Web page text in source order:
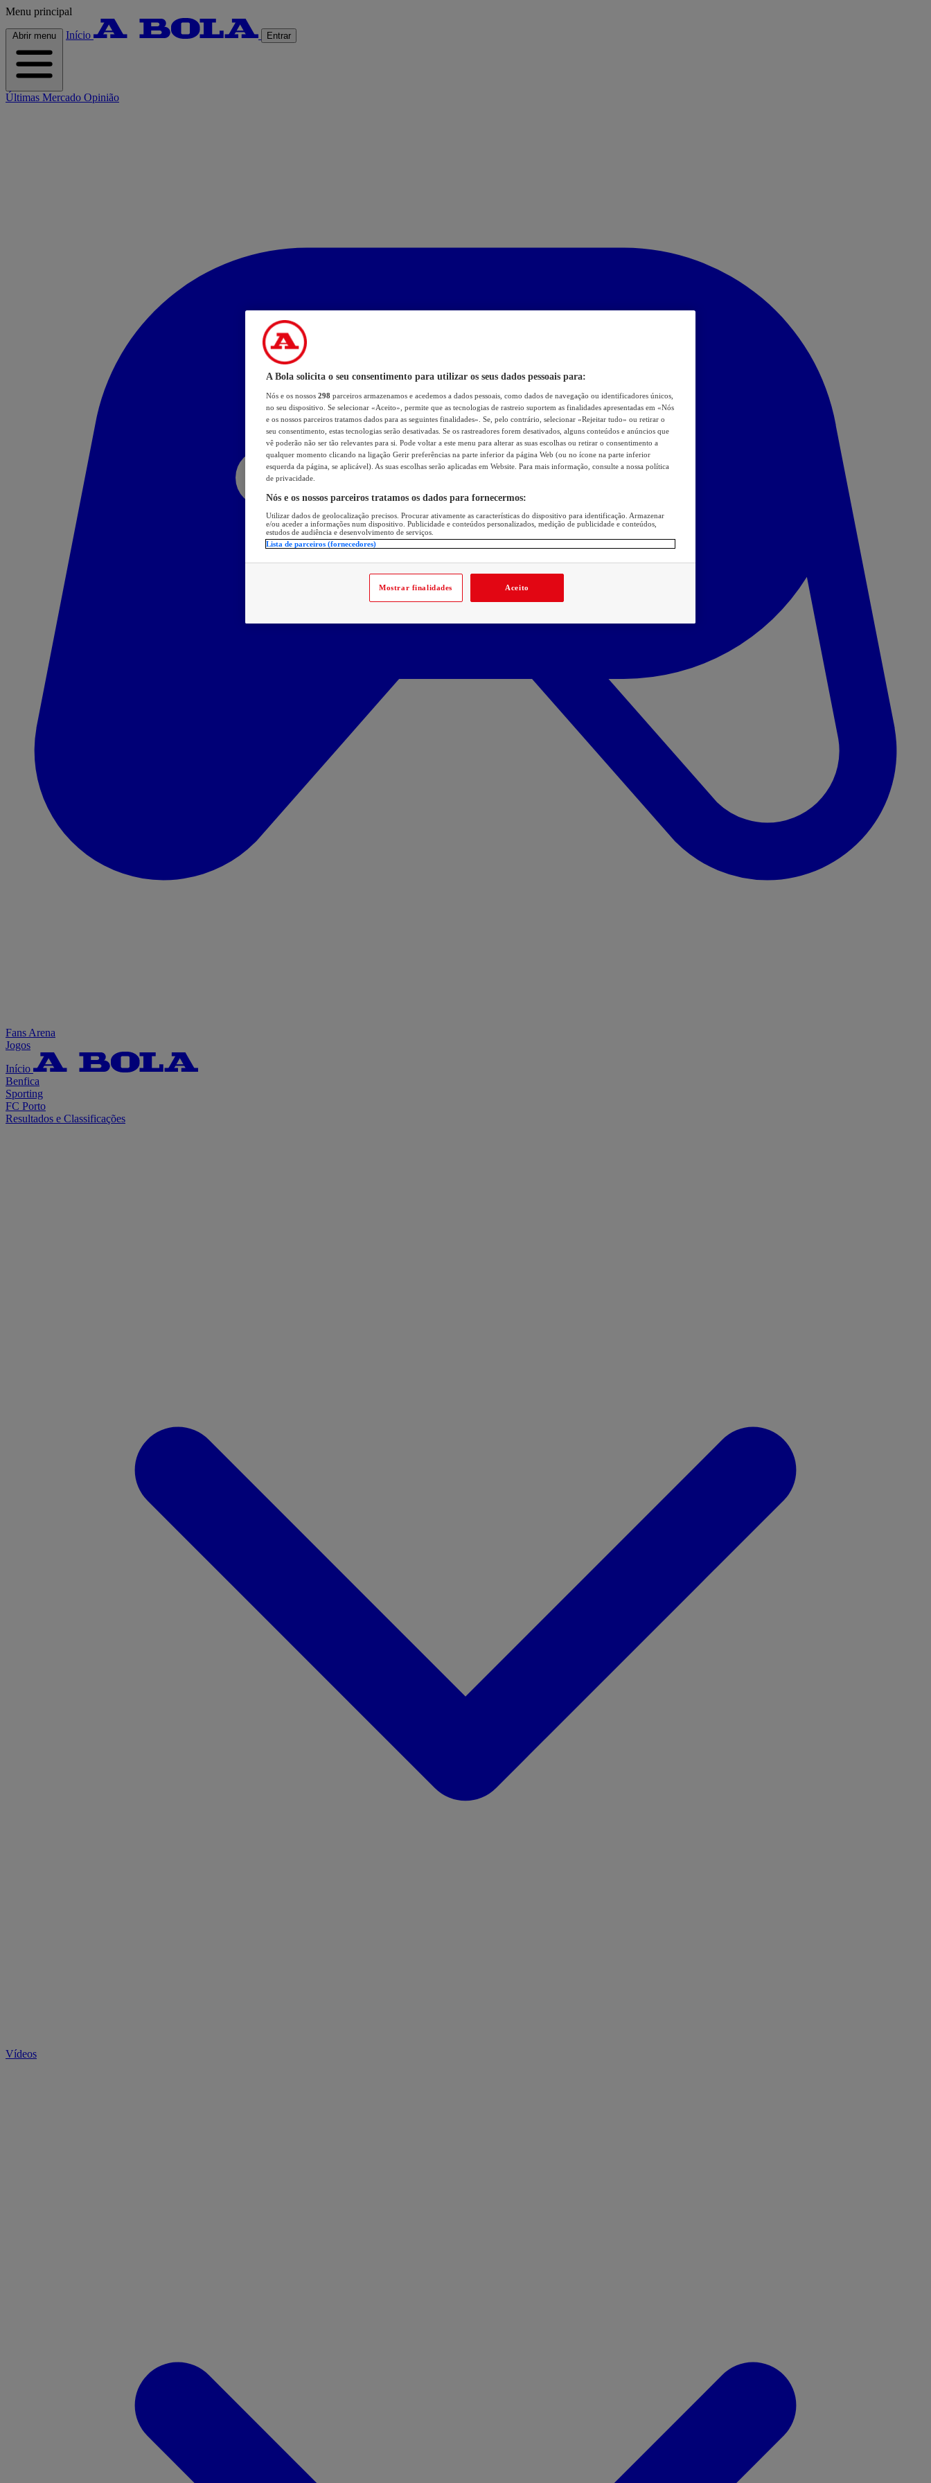
Menu principal
Abrir menu Início Entrar
Últimas Mercado Opinião
Fans Arena
Jogos
Início
Benfica
Sporting
FC Porto
Resultados e Classificações
Vídeos
A Bola solicita o seu consentimento para utilizar os seus dados pessoais para:
Nós e os nossos 298 parceiros armazenamos e acedemos a dados pessoais, como dados de navegação ou identificadores únicos,
no seu dispositivo. Se selecionar «Aceito», permite que as tecnologias de rastreio suportem as finalidades apresentadas em «Nós
e os nossos parceiros tratamos dados para as seguintes finalidades». Se, pelo contrário, selecionar «Rejeitar tudo» ou retirar o
seu consentimento, estas tecnologias serão desativadas. Se os rastreadores forem desativados, alguns conteúdos e anúncios que
vê poderão não ser tão relevantes para si. Pode voltar a este menu para alterar as suas escolhas ou retirar o consentimento a
qualquer momento clicando na ligação Gerir preferências na parte inferior da página Web (ou no ícone na parte inferior
esquerda da página, se aplicável). As suas escolhas serão aplicadas em Website. Para mais informação, consulte a nossa política
de privacidade.
Nós e os nossos parceiros tratamos os dados para fornecermos:
Utilizar dados de geolocalização precisos. Procurar ativamente as características do dispositivo para identificação. Armazenar
e/ou aceder a informações num dispositivo. Publicidade e conteúdos personalizados, medição de publicidade e conteúdos,
estudos de audiência e desenvolvimento de serviços.
Lista de parceiros (fornecedores)
Mostrar finalidades Aceito